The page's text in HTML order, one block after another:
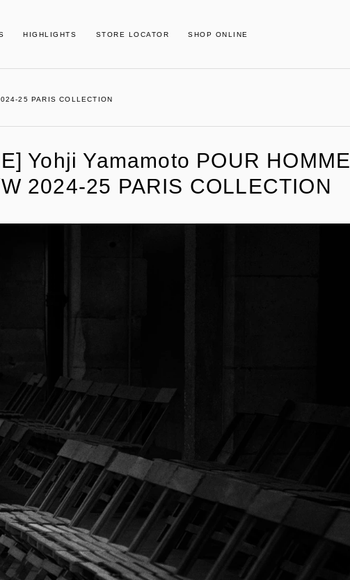
HIGHLIGHTS STORE LOCATOR SHOP ONLINE
25 PARIS COLLECTION
Yohji Yamamoto POUR HOMME
2024-25 PARIS COLLECTION